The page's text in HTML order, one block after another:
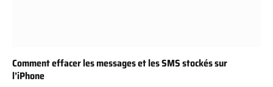
Comment effacer les messages et les SMS stockés sur
l’iPhone